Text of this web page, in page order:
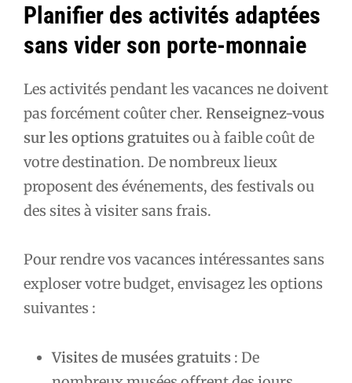
Planifier des activités adaptées
sans vider son porte-monnaie
Les activités pendant les vacances ne doivent
pas forcément coûter cher. Renseignez-vous
sur les options gratuitesou à faible coût de
votre destination. De nombreux lieux
proposent des événements, des festivals ou
des sites à visiter sans frais.
Pour rendre vos vacances intéressantes sans
exploser votre budget, envisagez les options
suivantes :
Visites de musées gratuits : De